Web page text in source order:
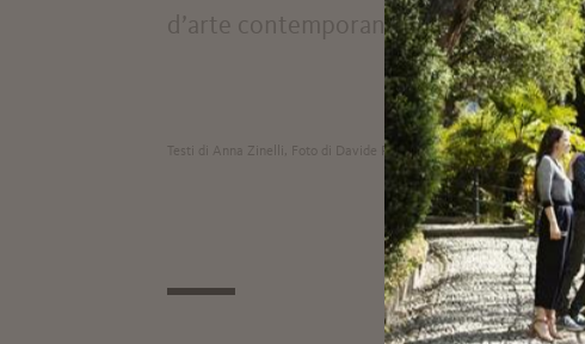
d’arte contemporanea presenti a
Testi di Anna Zinelli, Foto di Davide Perbellini